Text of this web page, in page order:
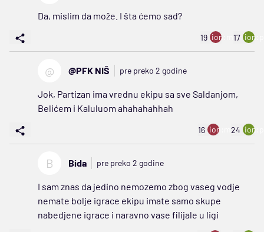
Da, mislim da može. I šta ćemo sad?
19 ion:minus
17
@ @PFK NIŠ pre preko 2 godine
Jok, Partizan ima vrednu ekipu sa sve Saldanjom,
Belićem i Kaluluom ahahahahhah
16 ion:minus
24
B Bida pre preko 2 godine
I sam znas da jedino nemozemo zbog vaseg vodje
nemate bolje igrace ekipu imate samo skupe
nabedjene igrace i naravno vase filijale u ligi